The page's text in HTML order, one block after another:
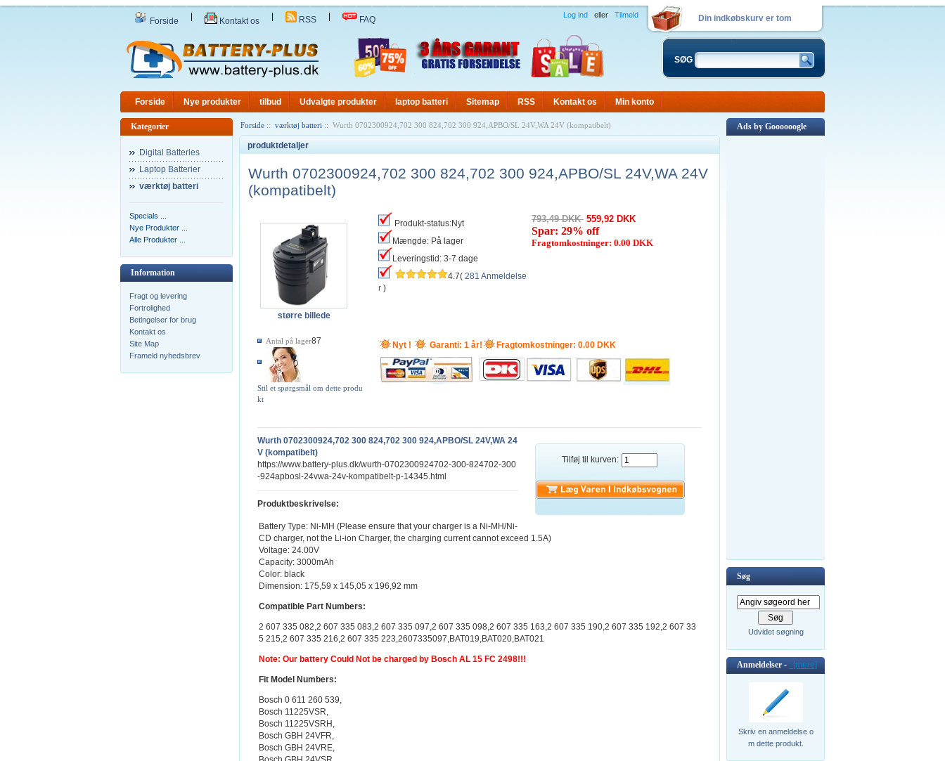
Forside Kontakt os RSS FAQ Din indkøbskurv er tom
Log ind eller Tilmeld
SØG
Forside Nye produkter tilbud Udvalgte produkter laptop batteri Sitemap RSS Kontakt os Min konto
Kategorier
Digital Batteries
Laptop Batterier
værktøj batteri
Specials ...
Nye Produkter ...
Alle Produkter ...
Information
Fragt og levering
Fortrolighed
Betingelser for brug
Kontakt os
Site Map
Frameld nyhedsbrev
Forside :: værktøj batteri :: Wurth 0702300924,702 300 824,702 300 924,APBO/SL 24V,WA 24V (kompatibelt)
produktdetaljer
Wurth 0702300924,702 300 824,702 300 924,APBO/SL 24V,WA 24V
(kompatibelt)
større billede
Antal på lager87
Stil et spørgsmål om dette produ
kt
Produkt-status:Nyt
Mængde: På lager
Leveringstid: 3-7 dage
4.7( 281 Anmeldelse
r )
793,49 DKK 559,92 DKK
Spar: 29% off
Fragtomkostninger: 0.00 DKK
Nyt ! Garanti: 1 år! Fragtomkostninger: 0.00 DKK
Tilføj til kurven:
Wurth 0702300924,702 300 824,702 300 924,APBO/SL 24V,WA 24
V (kompatibelt)
https://www.battery-plus.dk/wurth-0702300924702-300-824702-300
-924apbosl-24vwa-24v-kompatibelt-p-14345.html
Produktbeskrivelse:
Battery Type: Ni-MH (Please ensure that your charger is a Ni-MH/Ni-
CD charger, not the Li-ion Charger, the charging current cannot exceed 1.5A)
Voltage: 24.00V
Capacity: 3000mAh
Color: black
Dimension: 175,59 x 145,05 x 196,92 mm
Compatible Part Numbers:
2 607 335 082,2 607 335 083,2 607 335 097,2 607 335 098,2 607 335 163,2 607 335 190,2 607 335 192,2 607 33
5 215,2 607 335 216,2 607 335 223,2607335097,BAT019,BAT020,BAT021
Note: Our battery Could Not be charged by Bosch AL 15 FC 2498!!!
Fit Model Numbers:
Bosch 0 611 260 539,
Bosch 11225VSR,
Bosch 11225VSRH,
Bosch GBH 24VFR,
Bosch GBH 24VRE,
Ads by Goooooogle
Søg
Udvidet søgning
Anmeldelser - [mere]
Skriv en anmeldelse o
m dette produkt.